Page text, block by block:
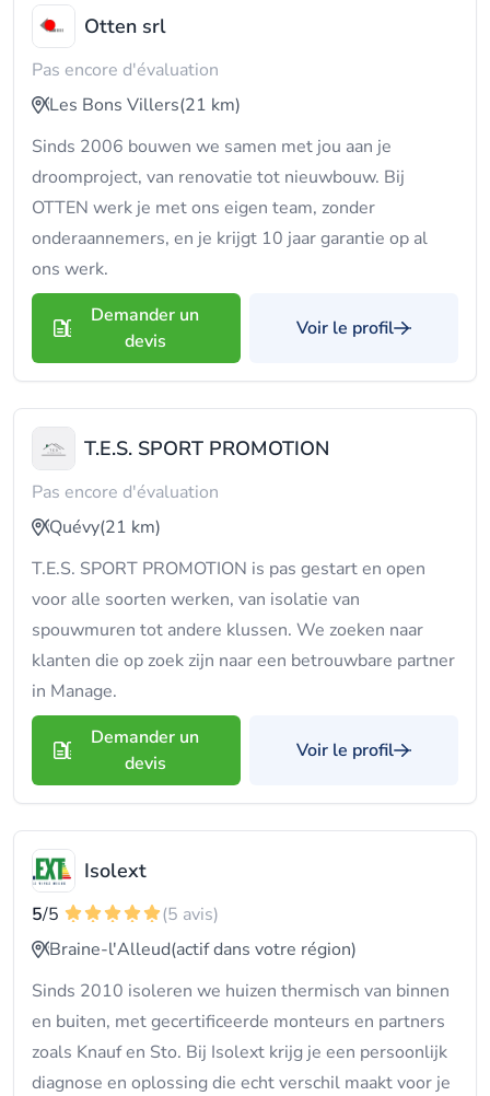
Otten srl
Pas encore d'évaluation
Les Bons Villers(21 km)
Sinds 2006 bouwen we samen met jou aan je
droomproject, van renovatie tot nieuwbouw. Bij
OTTEN werk je met ons eigen team, zonder
onderaannemers, en je krijgt 10 jaar garantie op al
ons werk.
Demander un
devis
Voir le profil
T.E.S. SPORT PROMOTION
Pas encore d'évaluation
Quévy(21 km)
T.E.S. SPORT PROMOTION is pas gestart en open
voor alle soorten werken, van isolatie van
spouwmuren tot andere klussen. We zoeken naar
klanten die op zoek zijn naar een betrouwbare partner
in Manage.
Demander un
devis
Voir le profil
Isolext
5/5
(5 avis)
Braine-l'Alleud(actif dans votre région)
Sinds 2010 isoleren we huizen thermisch van binnen
en buiten, met gecertificeerde monteurs en partners
zoals Knauf en Sto. Bij Isolext krijg je een persoonlijk
diagnose en oplossing die echt verschil maakt voor je